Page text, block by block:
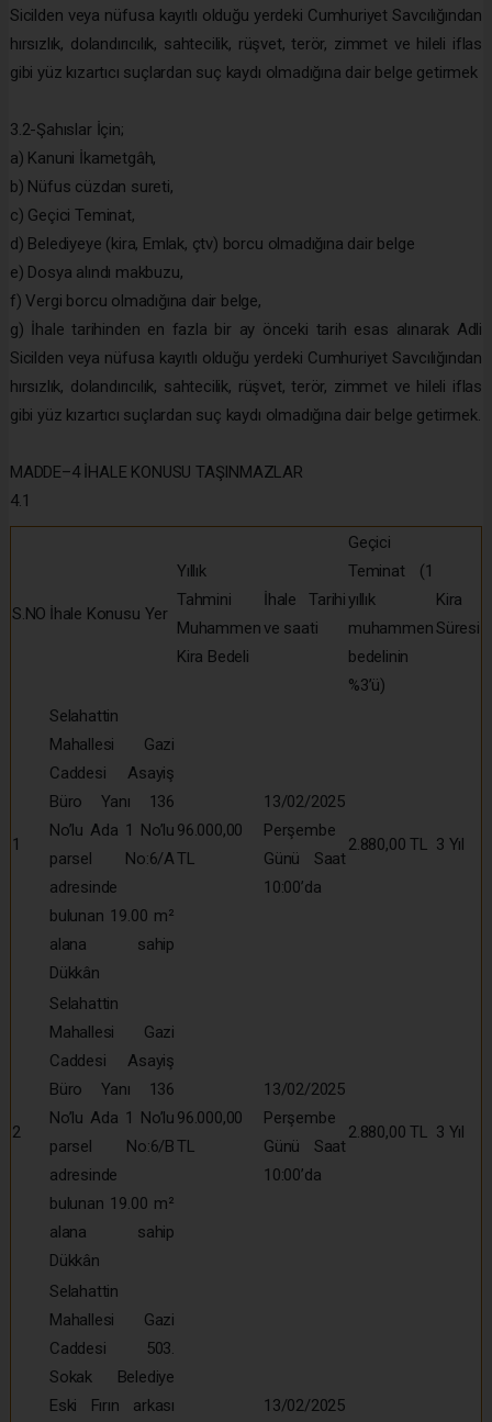
Sicilden veya nüfusa kayıtlı olduğu yerdeki Cumhuriyet Savcılığından
hırsızlık, dolandırıcılık, sahtecilik, rüşvet, terör, zimmet ve hileli iflas
gibi yüz kızartıcı suçlardan suç kaydı olmadığına dair belge getirmek
3.2-Şahıslar İçin;
a) Kanuni İkametgâh,
b) Nüfus cüzdan sureti,
c) Geçici Teminat,
d) Belediyeye (kira, Emlak, çtv) borcu olmadığına dair belge
e) Dosya alındı makbuzu,
f) Vergi borcu olmadığına dair belge,
g) İhale tarihinden en fazla bir ay önceki tarih esas alınarak Adli
Sicilden veya nüfusa kayıtlı olduğu yerdeki Cumhuriyet Savcılığından
hırsızlık, dolandırıcılık, sahtecilik, rüşvet, terör, zimmet ve hileli iflas
gibi yüz kızartıcı suçlardan suç kaydı olmadığına dair belge getirmek.
MADDE–4 İHALE KONUSU TAŞINMAZLAR
4.1
S.NO İhale Konusu Yer
Yıllık
Tahmini
Muhammen
Kira Bedeli
İhale Tarihi
ve saati
Geçici
Teminat (1
yıllık
muhammen
bedelinin
%3’ü)
Kira
Süresi
1
Selahattin
Mahallesi Gazi
Caddesi Asayiş
Büro Yanı 136
No’lu Ada 1 No’lu
parsel No:6/A
adresinde
bulunan 19.00 m²
alana sahip
Dükkân
96.000,00
TL
13/02/2025
Perşembe
Günü Saat
10:00’da
2.880,00 TL 3 Yıl
2
Selahattin
Mahallesi Gazi
Caddesi Asayiş
Büro Yanı 136
No’lu Ada 1 No’lu
parsel No:6/B
adresinde
bulunan 19.00 m²
alana sahip
Dükkân
96.000,00
TL
13/02/2025
Perşembe
Günü Saat
10:00’da
2.880,00 TL 3 Yıl
Selahattin
Mahallesi Gazi
Caddesi 503.
Sokak Belediye
Eski Fırın arkası
13/02/2025